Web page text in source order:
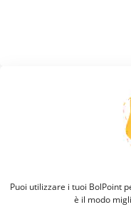
Puoi utilizzare i tuoi BolPoint
è il modo